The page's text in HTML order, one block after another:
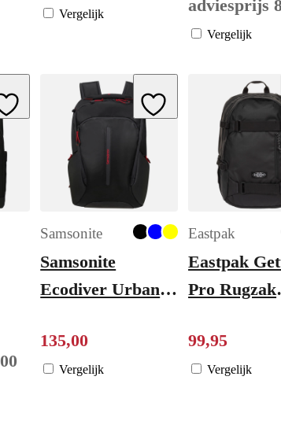
Vergelijk
adviesprijs
Vergelijk
Add to Wishlist
00
Add to Wishlist
Samsonite
Samsonite
Ecodiver Urban
M black
135,00
Vergelijk
Eastpak
Eastpak
Pro Rugzak
laptopvak -
black coat
99,95
Vergelijk